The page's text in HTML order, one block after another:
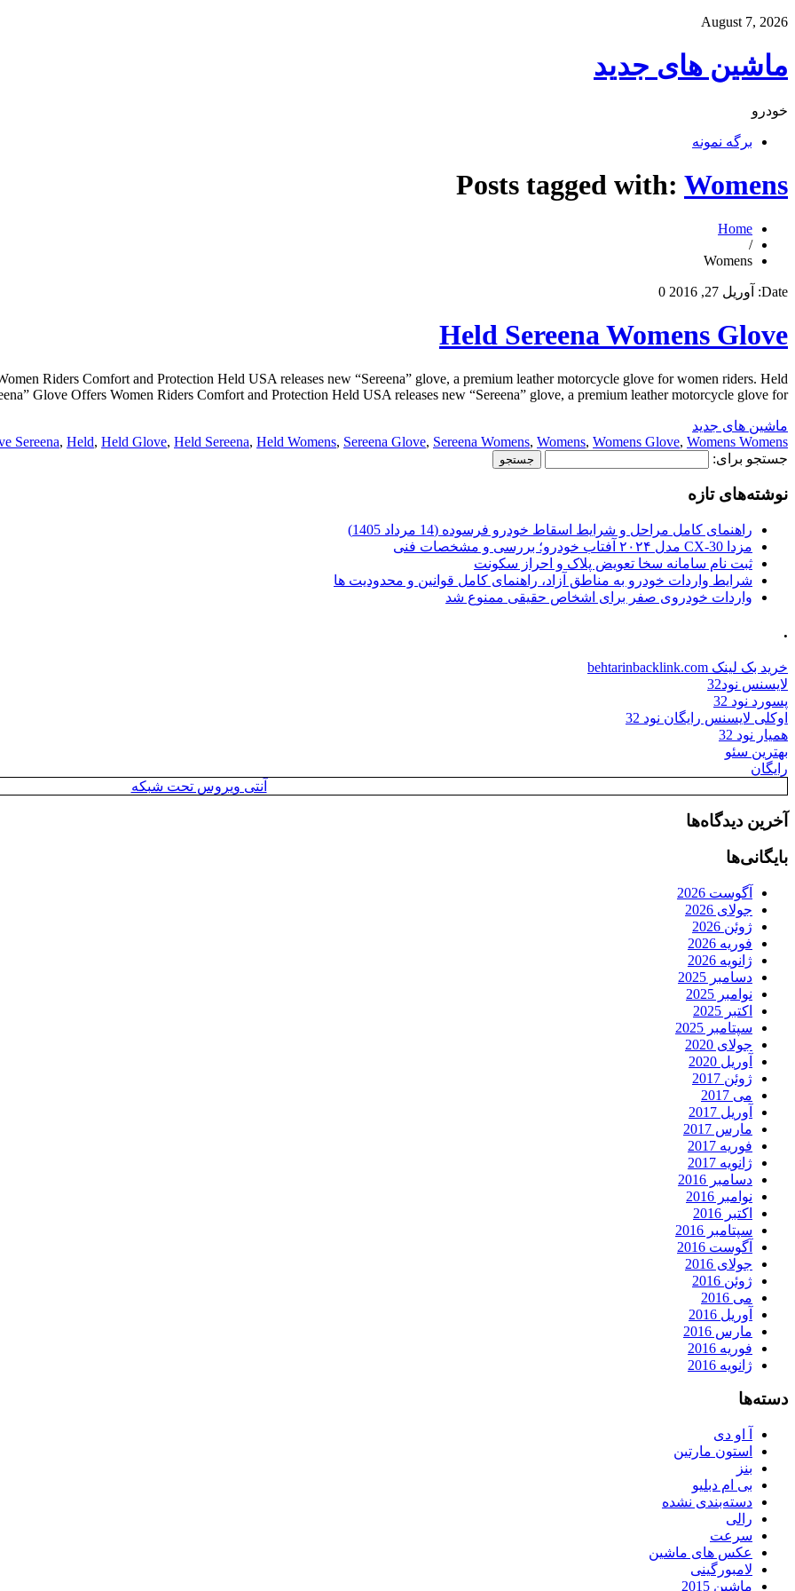
August 7, 2026
ماشین های جدید
خودرو
برگه نمونه
Posts tagged with: Womens
Home
/
Womens
Date: آوریل 27, 2016 0
Held Sereena Womens Glove
Riders Comfort and Protection Held USA releases new “Sereena” glove, a premium leather motorcycle glove for women riders. Held
Glove Offers Women Riders Comfort and Protection Held USA releases new “Sereena” glove, a premium leather motorcycle glove for […]
ماشین های جدید
Sereena, Held, Held Glove, Held Sereena, Held Womens, Sereena Glove, Sereena Womens, Womens, Womens Glove, Womens Womens
جستجو برای:
نوشته‌های تازه
راهنمای کامل مراحل و شرایط اسقاط خودرو فرسوده (14 مرداد 1405)
مزدا CX-30 مدل ۲۰۲۴ آفتاب خودرو؛ بررسی و مشخصات فنی
ثبت نام سامانه سخا تعویض پلاک و احراز سکونت
شرایط واردات خودرو به مناطق آزاد، راهنمای کامل قوانین و محدودیت ها
واردات خودروی صفر برای اشخاص حقیقی ممنوع شد
.
خرید بک لینک behtarinbacklink.com
لایسنس نود32
پسورد نود 32
اوکلی لایسنس رایگان نود 32
همیار نود 32
بهترین سئو
رایگان
آنتی ویروس تحت شبکه
آخرین دیدگاه‌ها
بایگانی‌ها
آگوست 2026
جولای 2026
ژوئن 2026
فوریه 2026
ژانویه 2026
دسامبر 2025
نوامبر 2025
اکتبر 2025
سپتامبر 2025
جولای 2020
آوریل 2020
ژوئن 2017
می 2017
آوریل 2017
مارس 2017
فوریه 2017
ژانویه 2017
دسامبر 2016
نوامبر 2016
اکتبر 2016
سپتامبر 2016
آگوست 2016
جولای 2016
ژوئن 2016
می 2016
آوریل 2016
مارس 2016
فوریه 2016
ژانویه 2016
دسته‌ها
آ او دی
استون مارتین
بنز
بی ام دبلیو
دسته‌بندی نشده
رالی
سرعت
عکس های ماشین
لامبورگینی
ماشین 2015